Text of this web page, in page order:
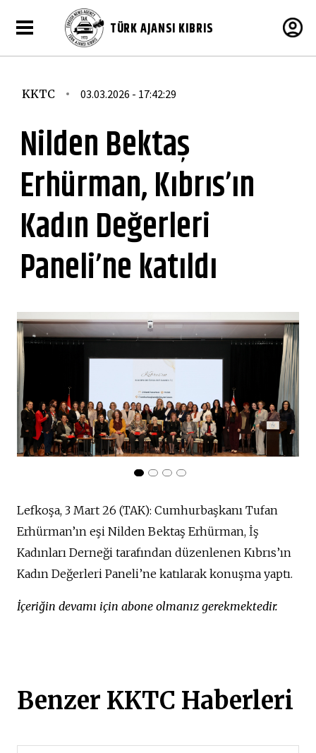
TÜRK AJANSI KIBRIS
KKTC 03.03.2026 - 17:42:29
Nilden Bektaş
Erhürman, Kıbrıs’ın
Kadın Değerleri
Paneli’ne katıldı
Lefkoşa, 3 Mart 26 (TAK): Cumhurbaşkanı Tufan
Erhürman’ın eşi Nilden Bektaş Erhürman, İş
Kadınları Derneği tarafından düzenlenen Kıbrıs’ın
Kadın Değerleri Paneli’ne katılarak konuşma yaptı.
İçeriğin devamı için abone olmanız gerekmektedir.
Benzer KKTC Haberleri